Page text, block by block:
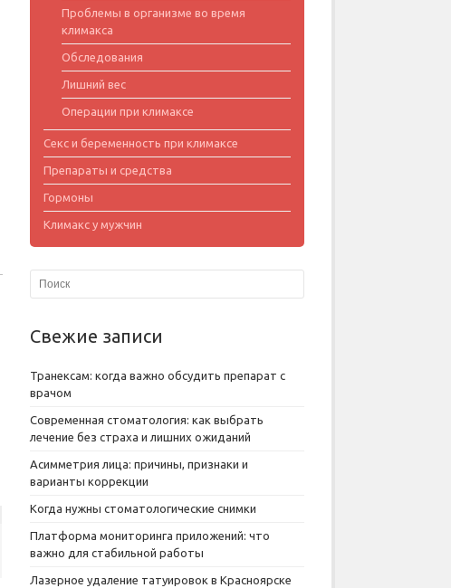
Проблемы в организме во время
климакса
Обследования
Лишний вес
Операции при климаксе
Секс и беременность при климаксе
Препараты и средства
Гормоны
Климакс у мужчин
Свежие записи
Транексам: когда важно обсудить препарат с
врачом
Современная стоматология: как выбрать
лечение без страха и лишних ожиданий
Асимметрия лица: причины, признаки и
варианты коррекции
Когда нужны стоматологические снимки
Платформа мониторинга приложений: что
важно для стабильной работы
Лазерное удаление татуировок в Красноярске